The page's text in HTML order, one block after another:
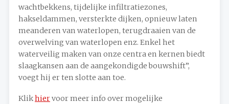
wachtbekkens, tijdelijke infiltratiezones,
hakseldammen, versterkte dijken, opnieuw laten
meanderen van waterlopen, terugdraaien van de
overwelving van waterlopen enz. Enkel het
waterveilig maken van onze centra en kernen biedt
slaagkansen aan de aangekondigde bouwshift”,
voegt hij er ten slotte aan toe.
Klikhiervoor meer info over mogelijke